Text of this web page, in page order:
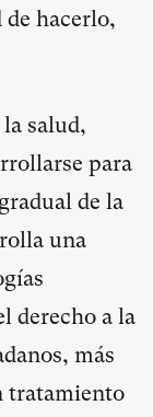
hacerlo,
salud,
para
de la
una
derecho a la
más
tratamiento